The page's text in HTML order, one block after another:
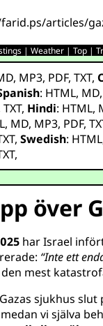
articles/
|Weather |Top |
, MP3, PDF,TXT,
: HTML, MD,
TXT, Hindi: HTML,
, MD, MP3, PDF,
,Swedish: HTML
,
över
har Israel
“Inte ett
den mest
sjukhus
vi själva